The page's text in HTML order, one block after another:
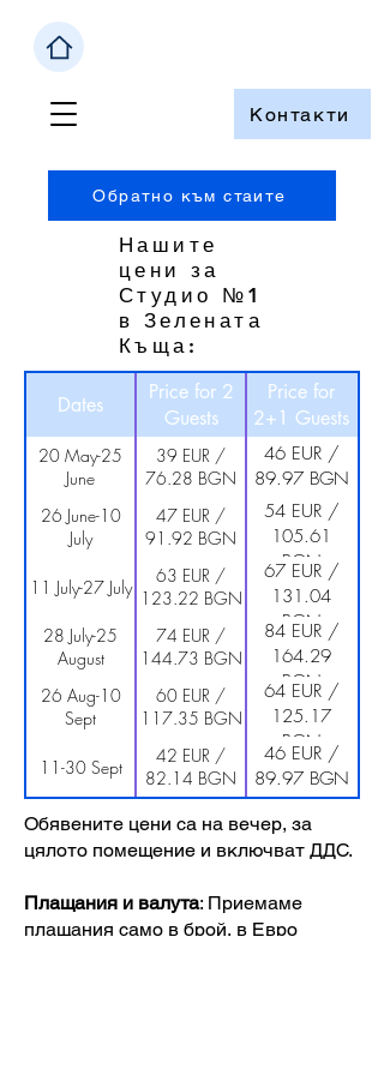
Контакти
Обратно към стаите
Нашите
цени за
Студио №1
в Зелената
Къща:
Dates
Price for 2
Guests
Price for
2+1 Guests
20 May-25
June
39 EUR /
76.28 BGN
46 EUR /
89.97 BGN
26 June-10
July
47 EUR /
91.92 BGN
54 EUR /
105.61
BGN
11 July-27 July
63 EUR /
123.22 BGN
67 EUR /
131.04
BGN
28 July-25
August
74 EUR /
144.73 BGN
84 EUR /
164.29
BGN
26 Aug-10
Sept
60 EUR /
117.35 BGN
64 EUR /
125.17
BGN
11-30 Sept
42 EUR /
82.14 BGN
46 EUR /
89.97 BGN
Обявените цени са на вечер, за
цялото помещение и включват ДДС.
Плащания и валута: Приемаме
плащания само в брой, в Евро